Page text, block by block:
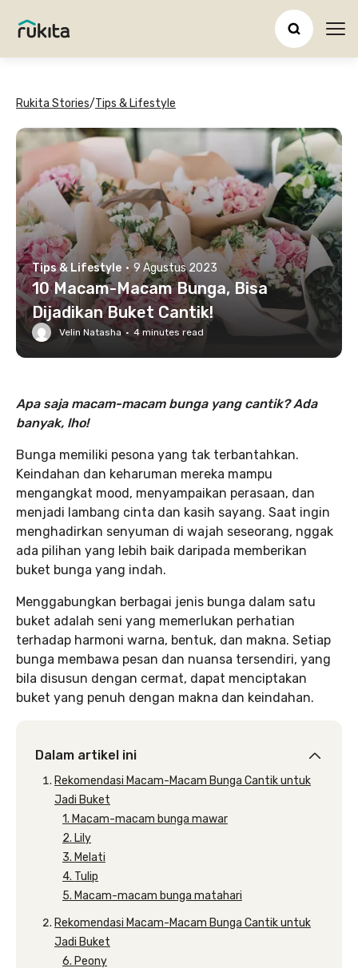
Rukita Stories/Tips & Lifestyle
Tips & Lifestyle · 9 Agustus 2023
10 Macam-Macam Bunga, Bisa
Dijadikan Buket Cantik!
Velin Natasha · 4 minutes read
Apa saja macam-macam bunga yang cantik? Ada
banyak, lho!
Bunga memiliki pesona yang tak terbantahkan.
Keindahan dan keharuman mereka mampu
mengangkat mood, menyampaikan perasaan, dan
menjadi lambang cinta dan kasih sayang. Saat ingin
menghadirkan senyuman di wajah seseorang, nggak
ada pilihan yang lebih baik daripada memberikan
buket bunga yang indah.
Menggabungkan berbagai jenis bunga dalam satu
buket adalah seni yang memerlukan perhatian
terhadap harmoni warna, bentuk, dan makna. Setiap
bunga membawa pesan dan nuansa tersendiri, yang
bila disusun dengan cermat, dapat menciptakan
buket yang penuh dengan makna dan keindahan.
Dalam artikel ini
Rekomendasi Macam-Macam Bunga Cantik untuk
Jadi Buket
1. Macam-macam bunga mawar
2. Lily
3. Melati
4. Tulip
5. Macam-macam bunga matahari
Rekomendasi Macam-Macam Bunga Cantik untuk
Jadi Buket
6. Peony